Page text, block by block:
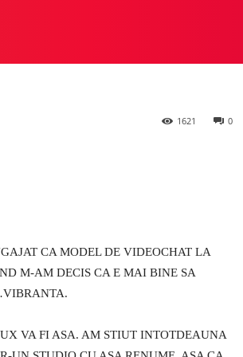
job din
0
1621
CA MODEL DE VIDEOCHAT LA
M-AM DECIS CA E MAI BINE SA
VA FI ASA. AM STIUT INTOTDEAUNA